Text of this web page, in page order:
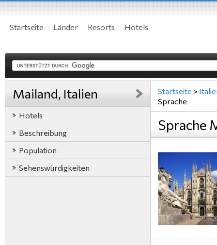
Startseite Länder Resorts Hotels
Mailand, Italien
Hotels
Beschreibung
Population
Sehenswürdigkeiten
Startseite >
Sprache
Sprache